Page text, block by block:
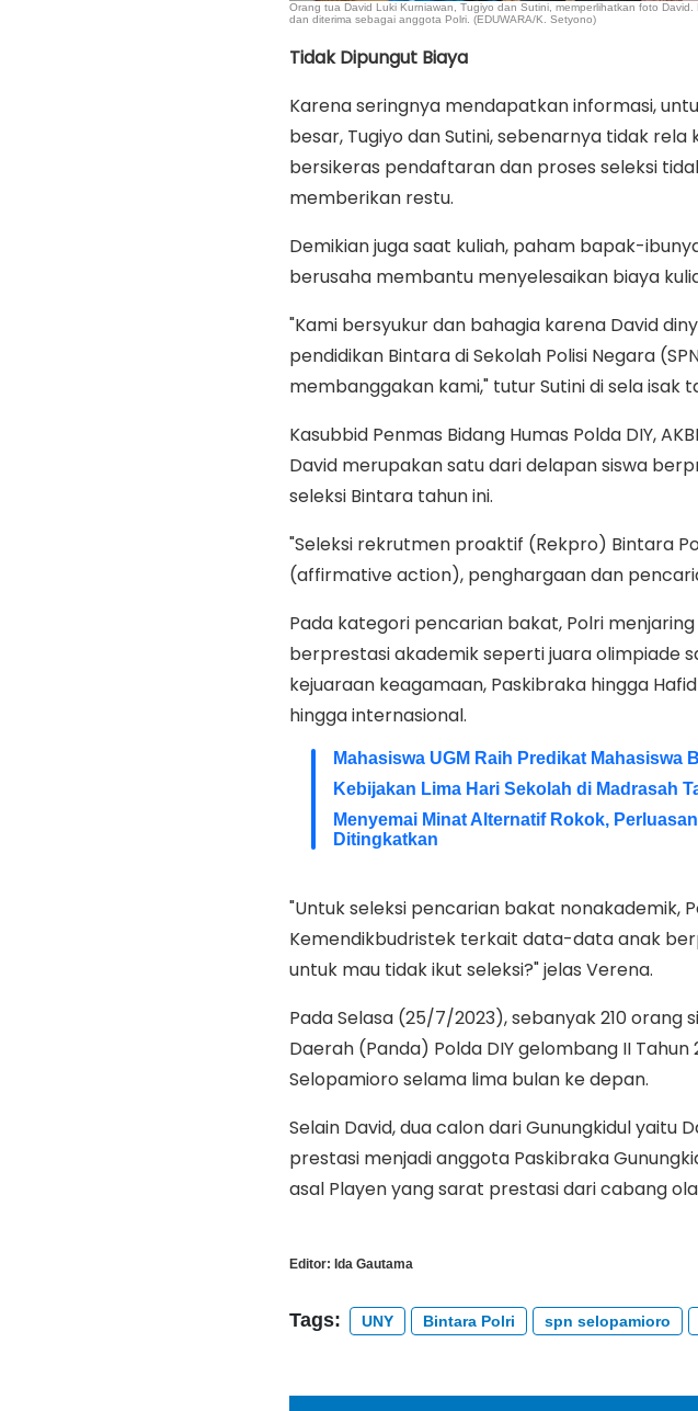
Orang tua David Luki Kurniawan, Tugiyo dan Sutini, memperlihatkan foto
dan diterima sebagai anggota Polri. (EDUWARA/K. Setyono)
Tidak Dipungut Biaya
Karena seringnya mendapatkan informasi,
besar, Tugiyo dan Sutini, sebenarnya tidak
bersikeras pendaftaran dan proses seleksi
memberikan restu.
Demikian juga saat kuliah, paham bapak-
berusaha membantu menyelesaikan biaya
"Kami bersyukur dan bahagia karena David
pendidikan Bintara di Sekolah Polisi Negara
membanggakan kami," tutur Sutini di sela isak
Kasubbid Penmas Bidang Humas Polda DIY,
David merupakan satu dari delapan siswa
seleksi Bintara tahun ini.
"Seleksi rekrutmen proaktif (Rekpro) Bintara
(affirmative action), penghargaan dan
Pada kategori pencarian bakat, Polri
berprestasi akademik seperti juara olimpiade
kejuaraan keagamaan, Paskibraka hingga
hingga internasional.
Mahasiswa UGM Raih Predikat Mahasiswa
Kebijakan Lima Hari Sekolah di Madrasah
Menyemai Minat Alternatif Rokok,
Ditingkatkan
"Untuk seleksi pencarian bakat nonakademik,
Kemendikbudristek terkait data-data anak
untuk mau tidak ikut seleksi?" jelas Verena.
Pada Selasa (25/7/2023), sebanyak 210 orang
Daerah (Panda) Polda DIY gelombang II
Selopamioro selama lima bulan ke depan.
Selain David, dua calon dari Gunungkidul yaitu
prestasi menjadi anggota Paskibraka
asal Playen yang sarat prestasi dari cabang
Editor: Ida Gautama
Tags: UNY Bintara Polri spn selopamioro